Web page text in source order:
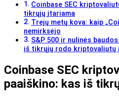
Coinbase SEC
tikrųjų įtariama
Trejų metų kova: kaip
nemirksėjo
S&P 500 ir nulinės
iš tikrųjų rodo kriptovaliutų
Coinbase SEC
paaiškino: kas iš